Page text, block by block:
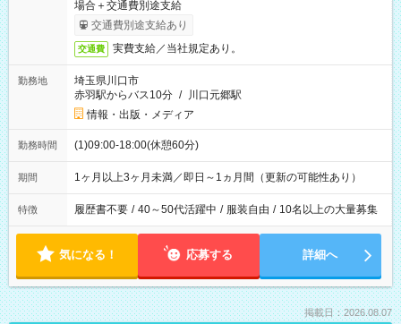
場合＋交通費別途支給
交通費別途支給あり
交通費 実費支給／当社規定あり。
勤務地
埼玉県川口市
赤羽駅からバス10分 / 川口元郷駅
情報・出版・メディア
勤務時間 (1)09:00-18:00(休憩60分)
期間 1ヶ月以上3ヶ月未満／即日～1ヵ月間（更新の可能性あり）
特徴 履歴書不要 / 40～50代活躍中 / 服装自由 / 10名以上の大量募集
気になる！ 応募する 詳細へ
掲載日：2026.08.07